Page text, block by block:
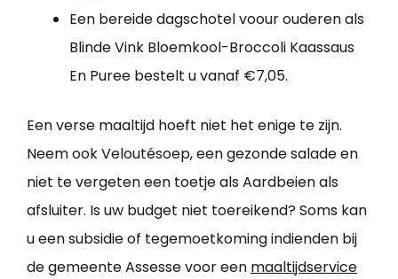
Een bereide dagschotel voour ouderen als
Blinde Vink Bloemkool-Broccoli Kaassaus
En Puree bestelt u vanaf €7,05.
Een verse maaltijd hoeft niet het enige te zijn.
Neem ook Veloutésoep, een gezonde salade en
niet te vergeten een toetje als Aardbeien als
afsluiter. Is uw budget niet toereikend? Soms kan
u een subsidie of tegemoetkoming indienden bij
de gemeente Assesse voor een maaltijdservice